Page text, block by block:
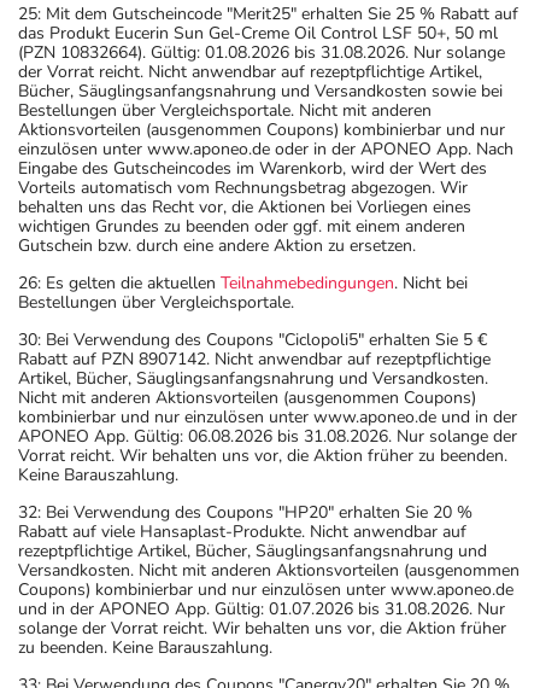
25: Mit dem Gutscheincode "Merit25" erhalten Sie 25 % Rabatt auf
das Produkt Eucerin Sun Gel-Creme Oil Control LSF 50+, 50 ml
(PZN 10832664). Gültig: 01.08.2026 bis 31.08.2026. Nur solange
der Vorrat reicht. Nicht anwendbar auf rezeptpflichtige Artikel,
Bücher, Säuglingsanfangsnahrung und Versandkosten sowie bei
Bestellungen über Vergleichsportale. Nicht mit anderen
Aktionsvorteilen (ausgenommen Coupons) kombinierbar und nur
einzulösen unter www.aponeo.de oder in der APONEO App. Nach
Eingabe des Gutscheincodes im Warenkorb, wird der Wert des
Vorteils automatisch vom Rechnungsbetrag abgezogen. Wir
behalten uns das Recht vor, die Aktionen bei Vorliegen eines
wichtigen Grundes zu beenden oder ggf. mit einem anderen
Gutschein bzw. durch eine andere Aktion zu ersetzen.
26: Es gelten die aktuellen Teilnahmebedingungen. Nicht bei
Bestellungen über Vergleichsportale.
30: Bei Verwendung des Coupons "Ciclopoli5" erhalten Sie 5 €
Rabatt auf PZN 8907142. Nicht anwendbar auf rezeptpflichtige
Artikel, Bücher, Säuglingsanfangsnahrung und Versandkosten.
Nicht mit anderen Aktionsvorteilen (ausgenommen Coupons)
kombinierbar und nur einzulösen unter www.aponeo.de und in der
APONEO App. Gültig: 06.08.2026 bis 31.08.2026. Nur solange der
Vorrat reicht. Wir behalten uns vor, die Aktion früher zu beenden.
Keine Barauszahlung.
32: Bei Verwendung des Coupons "HP20" erhalten Sie 20 %
Rabatt auf viele Hansaplast-Produkte. Nicht anwendbar auf
rezeptpflichtige Artikel, Bücher, Säuglingsanfangsnahrung und
Versandkosten. Nicht mit anderen Aktionsvorteilen (ausgenommen
Coupons) kombinierbar und nur einzulösen unter www.aponeo.de
und in der APONEO App. Gültig: 01.07.2026 bis 31.08.2026. Nur
solange der Vorrat reicht. Wir behalten uns vor, die Aktion früher
zu beenden. Keine Barauszahlung.